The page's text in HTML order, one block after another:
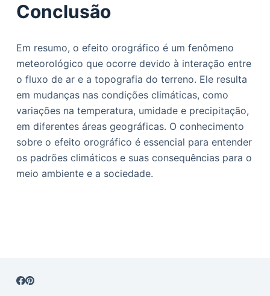
Conclusão
Em resumo, o efeito orográfico é um fenômeno
meteorológico que ocorre devido à interação entre
o fluxo de ar e a topografia do terreno. Ele resulta
em mudanças nas condições climáticas, como
variações na temperatura, umidade e precipitação,
em diferentes áreas geográficas. O conhecimento
sobre o efeito orográfico é essencial para entender
os padrões climáticos e suas consequências para o
meio ambiente e a sociedade.